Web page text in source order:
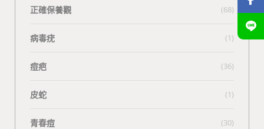
正確保養觀 (68)
病毒疣 (1)
痘疤 (36)
皮蛇 (1)
青春痘 (30)